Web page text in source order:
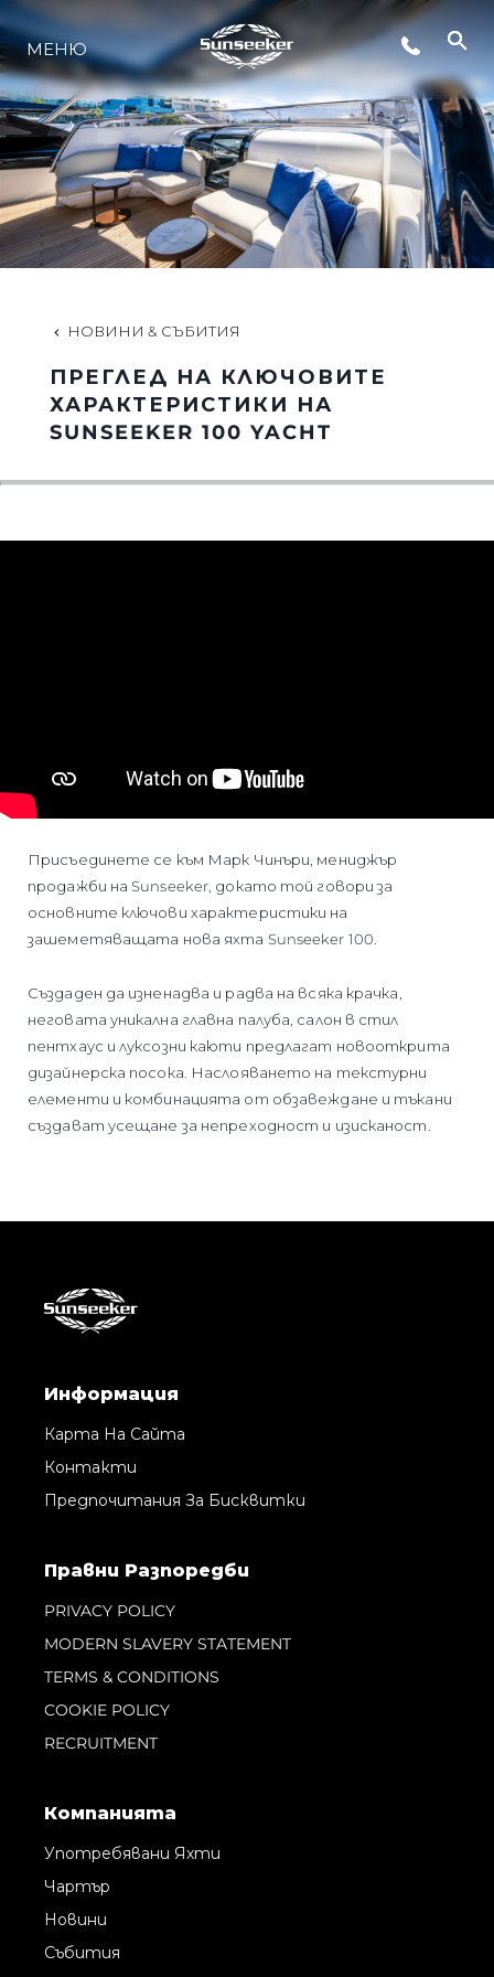
ЛАЙФСТАЙЛ
ИНОВАЦИЯ
КОМПАНИЯТА
ЕКИПЪТ
НАСЛЕДСТВО
ОЦЕНЕТЕ ВАШАТА ЯХТА
МЕНЮ
НОВИНИ & СЪБИТИЯ
ПРЕГЛЕД НА КЛЮЧОВИТЕ
ХАРАКТЕРИСТИКИ НА
SUNSEEKER 100 YACHT
Присъединете се към Марк Чинъри, мениджър
продажби на Sunseeker, докато той говори за
основните ключови характеристики на
зашеметяващата нова яхта Sunseeker 100.
Създаден да изненадва и радва на всяка крачка,
неговата уникална главна палуба, салон в стил
пентхаус и луксозни каюти предлагат новооткрита
дизайнерска посока. Наслояването на текстурни
елементи и комбинацията от обзавеждане и тъкани
създават усещане за непреходност и изисканост.
Информация
Карта На Сайта
Контакти
Предпочитания За Бисквитки
Правни Pазпоредби
PRIVACY POLICY
MODERN SLAVERY STATEMENT
TERMS & CONDITIONS
COOKIE POLICY
RECRUITMENT
Компанията
Употребявани Яхти
Чартър
Новини
Събития